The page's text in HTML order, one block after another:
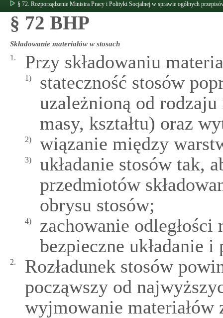
§ 72. Rozporządzenie Ministra Pracy i Polityki Socjalnej w sprawie ogólnych
§ 72 BHP
Składowanie materiałów w stosach
1. Przy składowaniu
1)
stateczność stosów
uzależnioną od
masy, kształtu) oraz
2) wiązanie między
3)
układanie stosów tak,
przedmiotów
obrysu stosów;
4)
zachowanie
bezpieczne układanie
2.
Rozładunek stosów
począwszy od
wyjmowanie materiałów